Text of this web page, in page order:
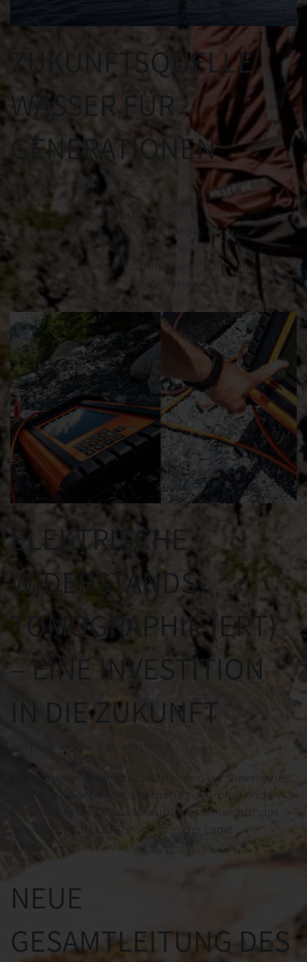
ZUKUNFTSQUELLE.
WASSER FÜR
GENERATIONEN
6. Juli 2022
Die Baugeologisches Büro Bauer GmbH wurde als
Sachverständige Geotechnik für das Projekt
„Zukunftsquelle. Wasser für Generationen“ von der
Bodensee-Wasserversorgung beauftragt. Um mehr
über die Beschaffenheit…
Weiterlesen »
ELEKTRISCHE
WIDERSTANDS-
TOMOGRAPHIE (ERT)
– EINE INVESTITION
IN DIE ZUKUNFT
26. März 2022
Durch unser Terrameter LS2 können wir Ihnen eine
geophysikalische Messmethode zur umfassenden
Erkundung und Visualisierung des Untergrundes
anbieten. Mittels ERT sind wir in der Lage,
Weiterlesen »
NEUE
GESAMTLEITUNG DES